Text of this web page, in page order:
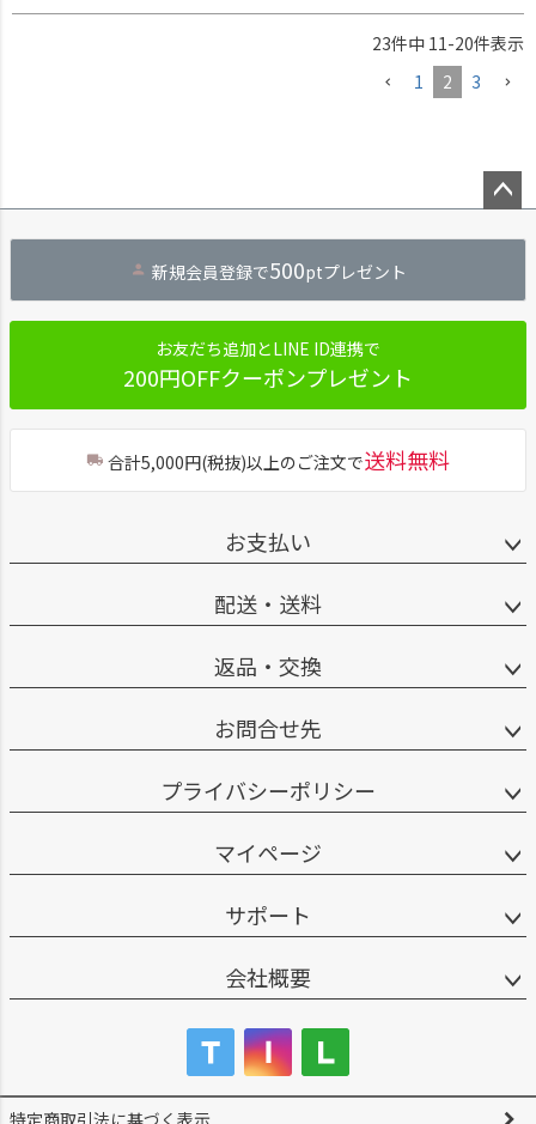
23件中 11-20件表示
1
2 3
ジト
へ
新規会員登録で500ptプレゼント
お友だち追加とLINE ID連携で
200円OFFクーポンプレゼント
合計5,000円(税抜)以上のご注文で送料無料
お支払い
配送・送料
返品・交換
お問合せ先
プライバシーポリシー
マイページ
サポート
会社概要
特定商取引法に基づく表示